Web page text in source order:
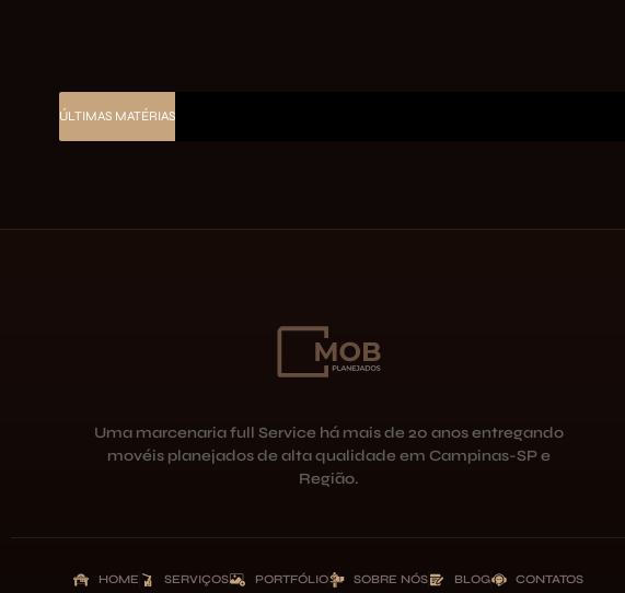
ÚLTIMAS MATÉRIAS
Uma marcenaria full Service há mais de 20 anos entregando
movéis planejados de alta qualidade em Campinas-SP e
Região.
HOME SERVIÇOS PORTFÓLIO SOBRE NÓS BLOG CONTATOS